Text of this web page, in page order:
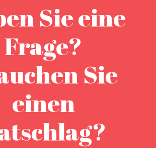
Sie eine
Frage?
Sie
einen